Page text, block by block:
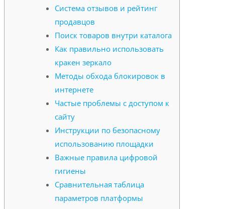
Система отзывов и рейтинг
продавцов
Поиск товаров внутри каталога
Как правильно использовать
кракен зеркало
Методы обхода блокировок в
интернете
Частые проблемы с доступом к
сайту
Инструкции по безопасному
использованию площадки
Важные правила цифровой
гигиены
Сравнительная таблица
параметров платформы